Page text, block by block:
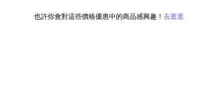
也許你會對這些價格優惠中的商品感興趣！ 去逛逛